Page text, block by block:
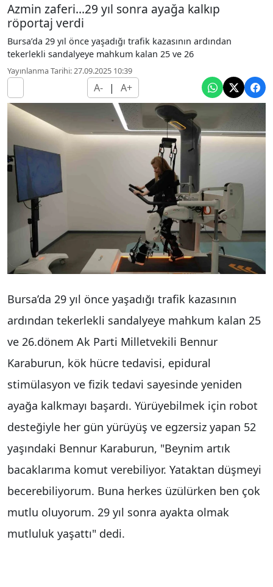
Azmin zaferi...29 yıl sonra ayağa kalkıp
röportaj verdi
Bursa’da 29 yıl önce yaşadığı trafik kazasının ardından
tekerlekli sandalyeye mahkum kalan 25 ve 26
Yayınlanma Tarihi: 27.09.2025 10:39
A- | A+
Bursa’da 29 yıl önce yaşadığı trafik kazasının
ardından tekerlekli sandalyeye mahkum kalan 25
ve 26.dönem Ak Parti Milletvekili Bennur
Karaburun, kök hücre tedavisi, epidural
stimülasyon ve fizik tedavi sayesinde yeniden
ayağa kalkmayı başardı. Yürüyebilmek için robot
desteğiyle her gün yürüyüş ve egzersiz yapan 52
yaşındaki Bennur Karaburun, "Beynim artık
bacaklarıma komut verebiliyor. Yataktan düşmeyi
becerebiliyorum. Buna herkes üzülürken ben çok
mutlu oluyorum. 29 yıl sonra ayakta olmak
mutluluk yaşattı" dedi.